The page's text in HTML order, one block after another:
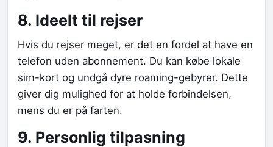
8. Ideelt til rejser
Hvis du rejser meget, er det en fordel at have en
telefon uden abonnement. Du kan købe lokale
sim-kort og undgå dyre roaming-gebyrer. Dette
giver dig mulighed for at holde forbindelsen,
mens du er på farten.
9. Personlig tilpasning